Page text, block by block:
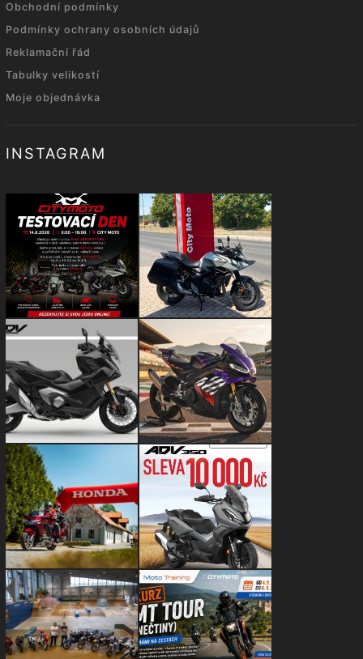
Obchodní podmínky
Podmínky ochrany osobních údajů
Reklamační řád
Tabulky velikostí
Moje objednávka
INSTAGRAM